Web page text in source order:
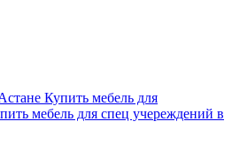
Купить мебель для
мебель для спец учереждений в